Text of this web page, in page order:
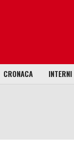
CRONACA INTERNI